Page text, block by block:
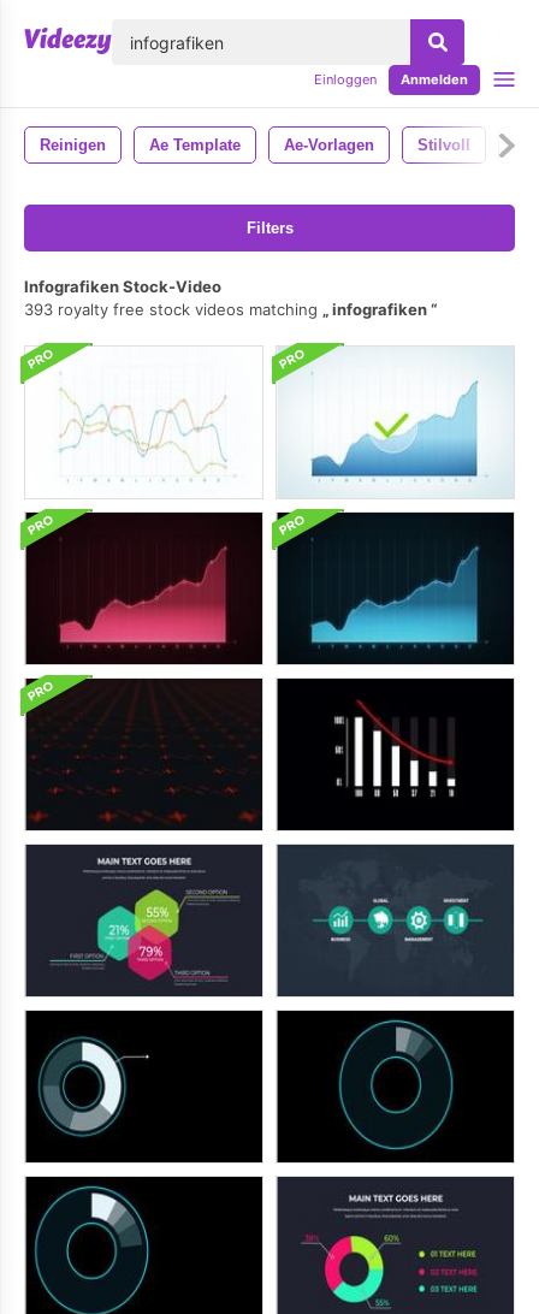
Einloggen Anmelden
Reinigen Ae Template Ae-Vorlagen Stilvoll
Filters
Infografiken Stock-Video
393 royalty free stock videos matching
infografiken